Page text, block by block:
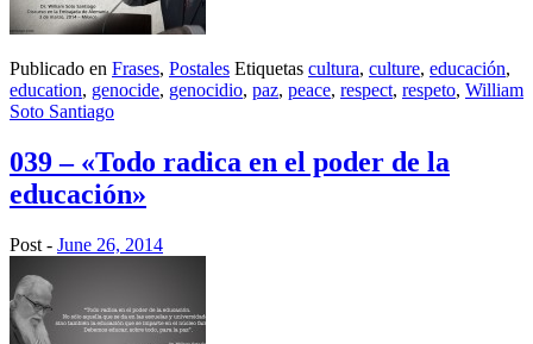
Publicado en Frases, Postales Etiquetas cultura, culture, educación,
education, genocide, genocidio, paz, peace, respect, respeto, William
Soto Santiago
039 – «Todo radica en el poder de la
educación»
Post - June 26, 2014